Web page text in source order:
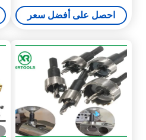
المقاوم للصدأ بعمق القطع 25
مم
احصل على أفضل سعر